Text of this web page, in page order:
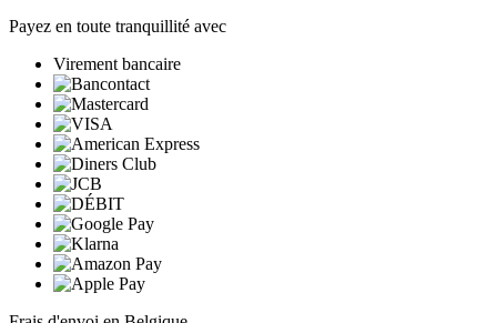
Payez en toute tranquillité avec
Virement bancaire